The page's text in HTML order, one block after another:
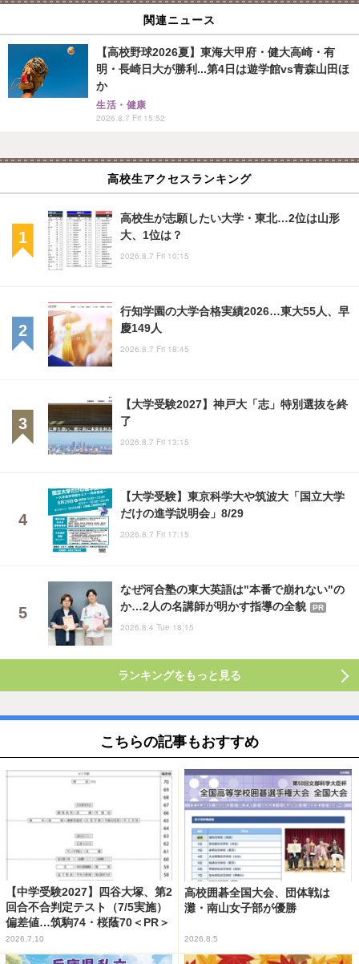
関連ニュース
【高校野球2026夏】東海大甲府・健大高崎・有
明・長崎日大が勝利...第4日は遊学館vs青森山田ほ
か
生活・健康
2026.8.7 Fri 15:52
高校生アクセスランキング
高校生が志願したい大学・東北…2位は山形
大、1位は？
2026.8.7 Fri 10:15
行知学園の大学合格実績2026…東大55人、早
慶149人
2026.8.7 Fri 18:45
【大学受験2027】神戸大「志」特別選抜を終
了
2026.8.7 Fri 13:15
【大学受験】東京科学大や筑波大「国立大学
だけの進学説明会」8/29
2026.8.7 Fri 17:15
なぜ河合塾の東大英語は"本番で崩れない"の
か…2人の名講師が明かす指導の全貌
PR
2026.8.4 Tue 18:15
ランキングをもっと見る
こちらの記事もおすすめ
【中学受験2027】四谷大塚、第2
回合不合判定テスト（7/5実施）
偏差値…筑駒74・桜蔭70＜PR＞
2026.7.10
高校囲碁全国大会、団体戦は
灘・南山女子部が優勝
2026.8.5